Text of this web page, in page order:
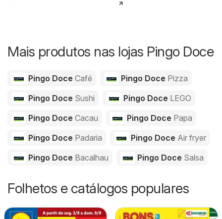
Mais produtos nas lojas Pingo Doce
Pingo Doce Café Pingo Doce Pizza
Pingo Doce Sushi Pingo Doce LEGO
Pingo Doce Cacau Pingo Doce Papa
Pingo Doce Padaria Pingo Doce Air fryer
Pingo Doce Bacalhau Pingo Doce Salsa
Folhetos e catálogos populares